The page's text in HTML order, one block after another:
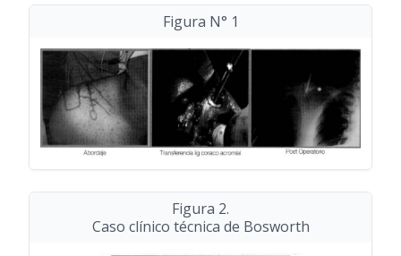
Figura N° 1
Figura 2.
Caso clínico técnica de Bosworth